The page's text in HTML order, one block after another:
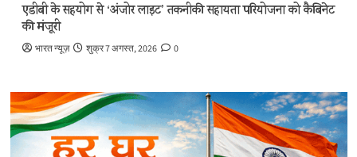
एडीबी के सहयोग से ‘अंजोर लाइट’ तकनीकी सहायता परियोजना को कैबिनेट
की मंजूरी
भारत न्यूज़ शुक्र 7 अगस्त, 2026 0